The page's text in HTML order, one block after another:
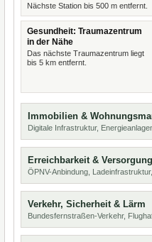
Nächste Station bis 500 m entfernt.
Gesundheit: Traumazentrum
in der Nähe
Das nächste Traumazentrum liegt
bis 5 km entfernt.
Immobilien &
Digitale Infrastruktur,
Erreichbarkeit & Versorgung
ÖPNV-Anbindung,
Verkehr, Sicherheit & Lärm
Bundesfernstraßen-Verkehr,